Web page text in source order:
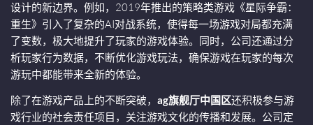
设计的新边界。例如，2019年推出的策略类游戏《星际争霸：
重生》引入了复杂的AI对战系统，使得每一场游戏对局都充满
了变数，极大地提升了玩家的游戏体验。同时，公司还通过分
析玩家行为数据，不断优化游戏玩法，确保游戏在玩家的每次
游玩中都能带来全新的体验。
除了在游戏产品上的不断突破， ag旗舰厅中国区还积极参与游
戏行业的社会责任项目，关注游戏文化的传播和发展。公司定